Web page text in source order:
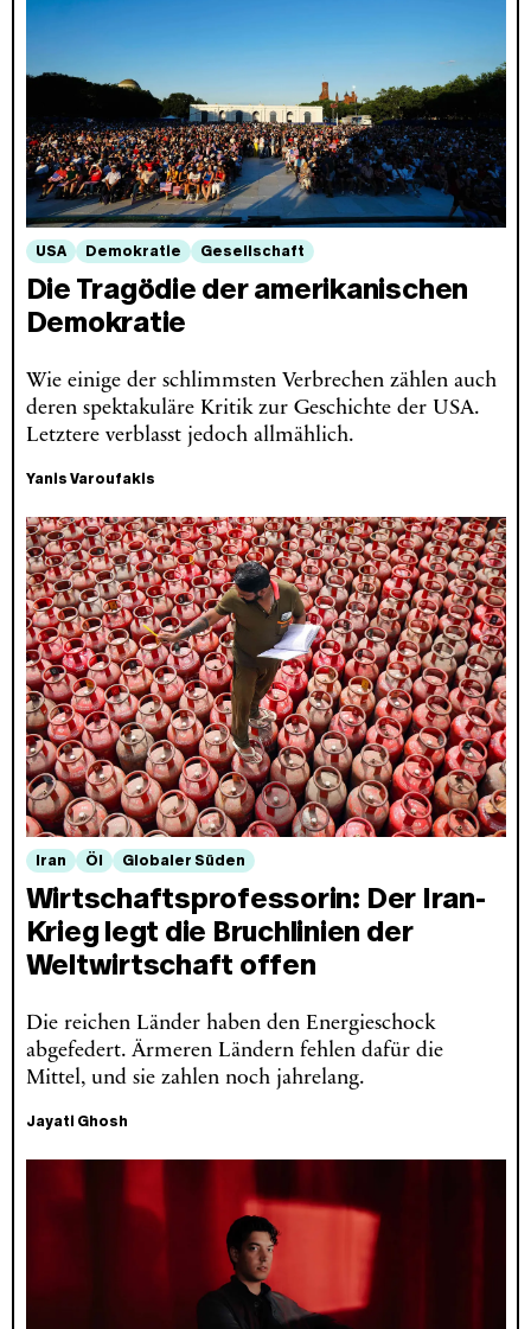
USA Demokratie Gesellschaft
Die Tragödie der amerikanischen
Demokratie
Wie einige der schlimmsten Verbrechen zählen auch
deren spektakuläre Kritik zur Geschichte der USA.
Letztere verblasst jedoch allmählich.
Yanis Varoufakis
Iran Öl Globaler Süden
Wirtschaftsprofessorin: Der Iran-
Krieg legt die Bruchlinien der
Weltwirtschaft offen
Die reichen Länder haben den Energieschock
abgefedert. Ärmeren Ländern fehlen dafür die
Mittel, und sie zahlen noch jahrelang.
Jayati Ghosh